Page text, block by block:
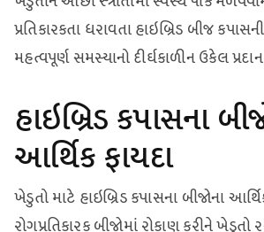
પ્રતિકારકતા ધરાવતા હાઇબ્રિડ બીજ
મહત્વપૂર્ણ સમસ્યાનો દીર્ઘકાળીન ઉકેલ
હાઇબ્રિડ કપાસના
આર્થિક ફાયદા
ખેડુતો માટે હાઇબ્રિડ કપાસના બીજોના
રોગપ્રતિકારક બીજોમાં રોકાણ કરીને